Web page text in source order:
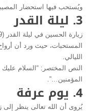
ويُستحب فيها استحضار المصيبة
3. ليلة القدر
المستحبات، حيث ورد أن
الليالي.
النص المختصر: “السلام عليك
المؤمنين…”.
4. يوم عرفة
يُروى أن الله تعالى ينظر